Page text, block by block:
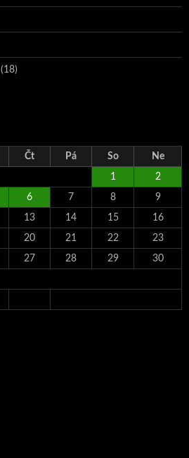
(18)
Čt Pá So Ne
1 2
6 7 8 9
13 14 15 16
20 21 22 23
27 28 29 30